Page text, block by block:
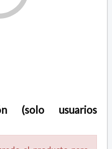
(solo usuarios